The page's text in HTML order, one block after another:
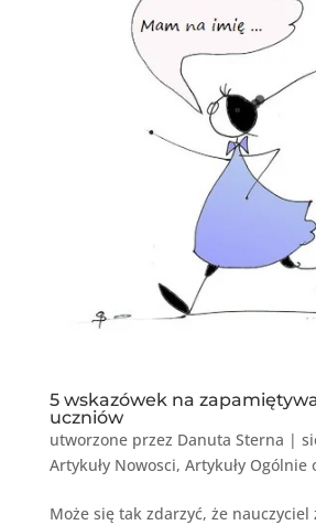
5 wskazówek na
uczniów
utworzone przez Danuta Sterna |
Artykuły Nowosci, Artykuły Ogólnie
Może się tak zdarzyć, że nauczyciel